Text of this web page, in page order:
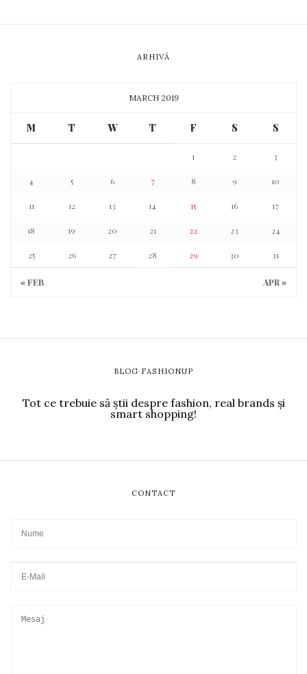
ARHIVĂ
MARCH 2019
M T W T F S S
« FEB APR »
1 2 3
4 5 6 7 8 9 10
11 12 13 14 15 16 17
18 19 20 21 22 23 24
25 26 27 28 29 30 31
BLOG FASHIONUP
Tot ce trebuie să știi despre fashion, real brands și
smart shopping!
CONTACT